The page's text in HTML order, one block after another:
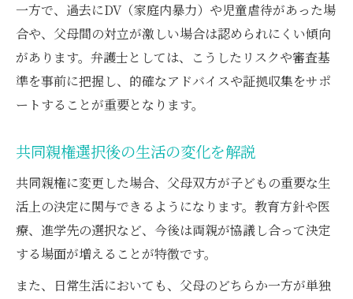
一方で、過去にDV（家庭内暴力）や児童虐待があった場
合や、父母間の対立が激しい場合は認められにくい傾向
があります。弁護士としては、こうしたリスクや審査基
準を事前に把握し、的確なアドバイスや証拠収集をサポ
ートすることが重要となります。
共同親権選択後の生活の変化を解説
共同親権に変更した場合、父母双方が子どもの重要な生
活上の決定に関与できるようになります。教育方針や医
療、進学先の選択など、今後は両親が協議し合って決定
する場面が増えることが特徴です。
また、日常生活においても、父母のどちらか一方が単独